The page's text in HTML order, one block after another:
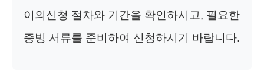
이의신청 절차와 기간을 확인하시고, 필요한
증빙 서류를 준비하여 신청하시기 바랍니다.